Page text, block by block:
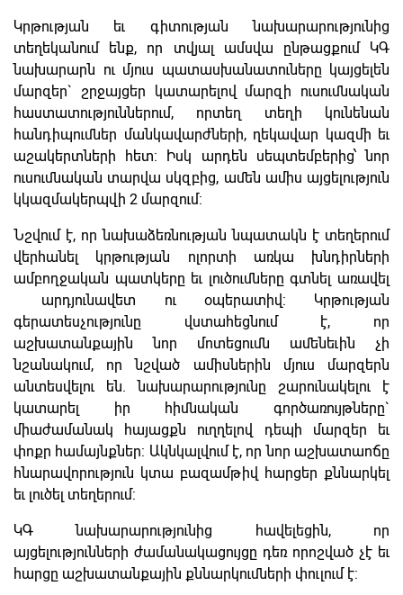
Կրթության եւ գիտության նախարարությունից
տեղեկանում ենք, որ տվյալ ամսվա ընթացքում ԿԳ
նախարարն ու մյուս պատասխանատուները կայցելեն
մարզեր` շրջայցեր կատարելով մարզի ուսումնական
հաստատություններում, որտեղ տեղի կունենան
հանդիպումներ մանկավարժների, ղեկավար կազմի եւ
աշակերտների հետ: Իսկ արդեն սեպտեմբերից՝ նոր
ուսումնական տարվա սկզբից, ամեն ամիս այցելություն
կկազմակերպվի 2 մարզում:
Նշվում է, որ նախաձեռնության նպատակն է տեղերում
վերհանել կրթության ոլորտի առկա խնդիրների
ամբողջական պատկերը եւ լուծումները գտնել առավել
արդյունավետ ու օպերատիվ: Կրթության
գերատեսչությունը վստահեցնում է, որ
աշխատանքային նոր մոտեցումն ամենեւին չի
նշանակում, որ նշված ամիսներին մյուս մարզերն
անտեսվելու են. նախարարությունը շարունակելու է
կատարել իր հիմնական գործառույթները`
միաժամանակ հայացքն ուղղելով դեպի մարզեր եւ
փոքր համայնքներ: Ակնկալվում է, որ նոր աշխատաոճը
հնարավորություն կտա բազամթիվ հարցեր քննարկել
եւ լուծել տեղերում:
ԿԳ նախարարությունից հավելեցին, որ
այցելությունների ժամանակացույցը դեռ որոշված չէ եւ
հարցը աշխատանքային քննարկումների փուլում է: